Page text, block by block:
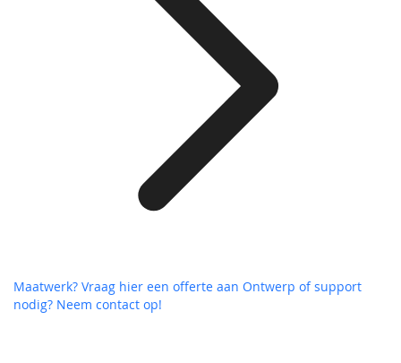
Maatwerk? Vraag hier een offerte aan Ontwerp of support
nodig? Neem contact op!